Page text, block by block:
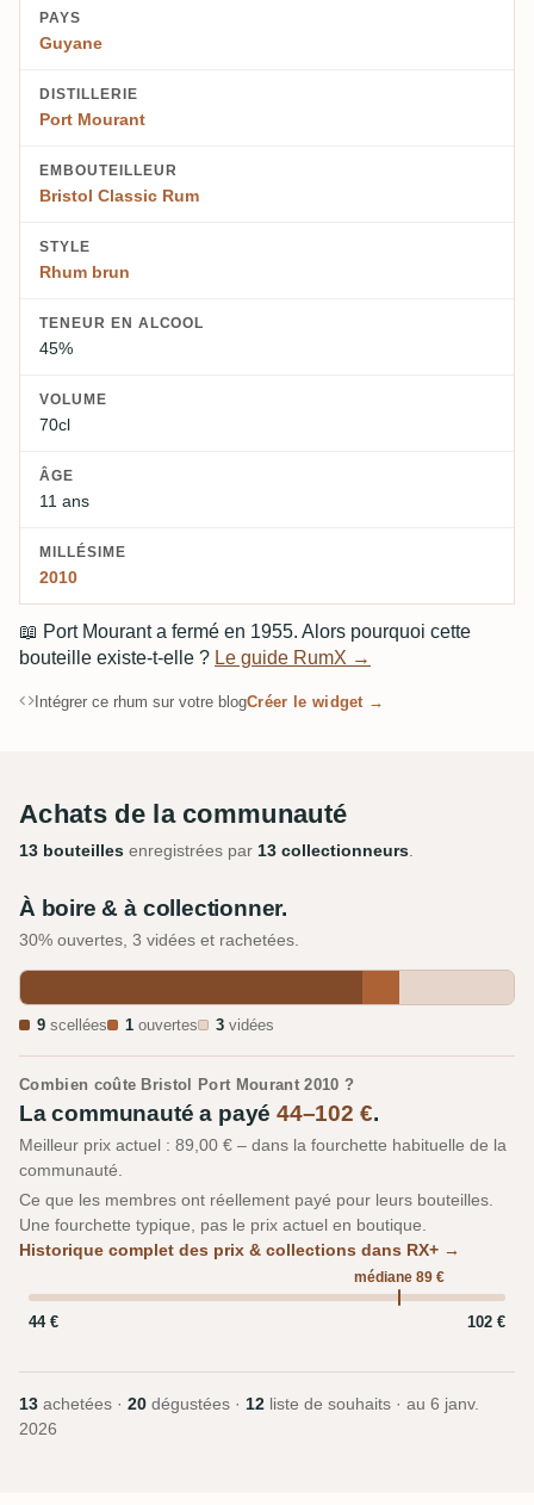
PAYS
Guyane
DISTILLERIE
Port Mourant
EMBOUTEILLEUR
Bristol Classic Rum
STYLE
Rhum brun
TENEUR EN ALCOOL
45%
VOLUME
70cl
ÂGE
11 ans
MILLÉSIME
2010
📖 Port Mourant a fermé en 1955. Alors pourquoi cette
bouteille existe-t-elle ? Le guide RumX →
Intégrer ce rhum sur votre blogCréer le widget →
Achats de la communauté
13 bouteilles enregistrées par 13 collectionneurs.
À boire & à collectionner.
30% ouvertes, 3 vidées et rachetées.
9 scellées 1 ouvertes 3 vidées
Combien coûte Bristol Port Mourant 2010 ?
La communauté a payé44–102 €.
Meilleur prix actuel : 89,00 € – dans la fourchette habituelle de la
communauté.
Ce que les membres ont réellement payé pour leurs bouteilles.
Une fourchette typique, pas le prix actuel en boutique.
Historique complet des prix & collections dans RX+ →
médiane 89 €
44 € 102 €
13 achetées · 20 dégustées · 12 liste de souhaits · au 6 janv.
2026